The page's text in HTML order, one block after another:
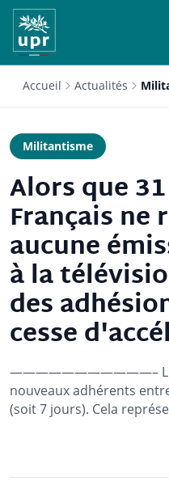
Accueil Actualités
Militantisme
Alors que
Français ne
aucune
à la
des
cesse
———————————–
nouveaux adhérents
(soit 7 jours). Cela